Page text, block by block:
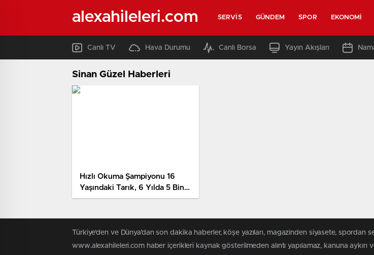
alexahileleri.com SERVIS GÜNDEM SPOR EKONOMI
Canlı TV Hava Durumu Canlı Borsa Yayın Akışları
Sinan Güzel Haberleri
Hızlı Okuma Şampiyonu 16
Yaşındaki Tarık, 6 Yılda 5 Bin
Kitap Okudu
Türkiye'den ve Dünya’dan son dakika haberler, köşe yazıları, magazinden siyasete,
www.alexahileleri.com haber içerikleri kaynak gösterilmeden alıntı yapılamaz, kanuna aykırı